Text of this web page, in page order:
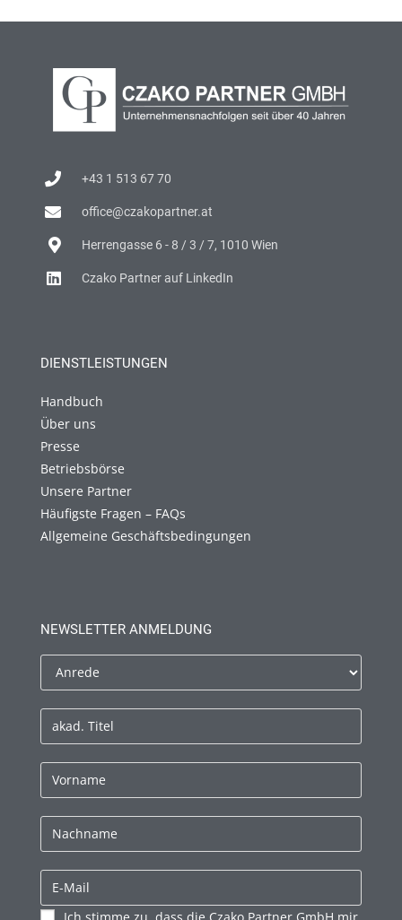
+43 1 513 67 70
office@czakopartner.at
Herrengasse 6 - 8 / 3 / 7, 1010 Wien
Czako Partner auf LinkedIn
DIENSTLEISTUNGEN
Handbuch
Über uns
Presse
Betriebsbörse
Unsere Partner
Häufigste Fragen – FAQs
Allgemeine Geschäftsbedingungen
NEWSLETTER ANMELDUNG
Ich stimme zu, dass die Czako Partner GmbH mir